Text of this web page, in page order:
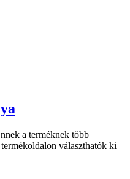
a terméknek több
választhatók ki